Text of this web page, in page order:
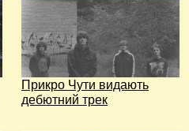
Прикро Чути видають
дебютний трек